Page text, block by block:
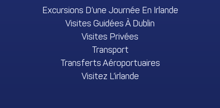
Excursions D’une Journée En Irlande
Visites Guidées À Dublin
Visites Privées
Transport
Transferts Aéroportuaires
Visitez L’irlande